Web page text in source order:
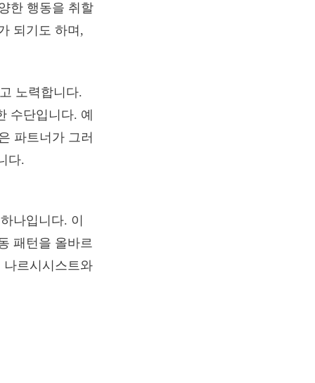
한 행동을 취할
되기도 하며,
노력합니다.
수단입니다. 예
파트너가 그러
다.
나입니다. 이
패턴을 올바르
르시시스트와